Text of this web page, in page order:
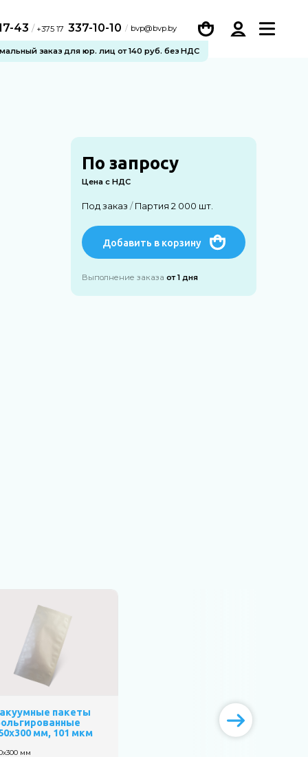
43 / +375 17 337-10-10 bvp@bvp.by
заказ для юр. лиц от 140 руб. без НДС
По запросу
Цена с НДС
Под заказ/ Партия 2 000 шт.
Добавить в корзину
Выполнение заказаот 1 дня
пакеты
мм, 101 мкм
мм